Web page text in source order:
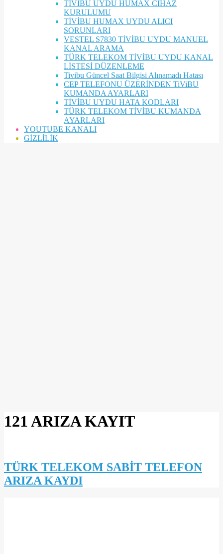
TİVİBU UYDU HUMAX CİHAZ
KURULUMU
TİVİBU HUMAX UYDU ALICI
SORUNLARI
VESTEL S7830 TİVİBU UYDU MANUEL
KANAL ARAMA
TÜRK TELEKOM TİVİBU UYDU KANAL
LİSTESİ DÜZENLEME
Tivibu Güncel Saat Bilgisi Alınamadı Hatası
CEP TELEFONU ÜZERİNDEN TiViBU
KUMANDA AYARLARI
TİVİBU UYDU HATA KODLARI
TÜRK TELEKOM TİVİBU KUMANDA
AYARLARI
YOUTUBE KANALI
GİZLİLİK
121 ARIZA KAYIT
TÜRK TELEKOM SABİT TELEFON
ARIZA KAYDI